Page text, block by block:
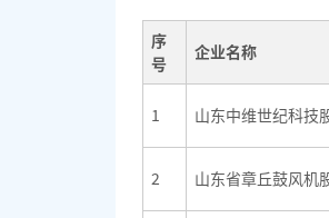
序
号
企业名称
1 山东中维世纪科技
2 山东省章丘鼓风机